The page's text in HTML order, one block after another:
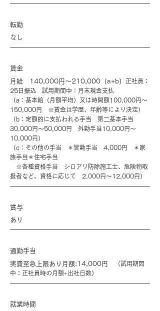
転勤
なし
賃金
月給 140,000円～210,000（a+b）
正社員：
25日振込 試用期間中：月末現金支払
（a：基本給（月額平均）又は時間額100,000円～
150,000円 ※賃金は学歴、年齢等により決定）
（b：定額的に支払われる手当 第二基本手当
30,000円～50,000円 外勤手当10,000円～
10,000円）
（c：その他の手当 ＊皆勤手当 4,000円 ＊家
族手当＊住宅手当
※各種資格手当 シロアリ防除施工士、危険物取
扱者など、資格に応じて 2,000円～12,000円）
賞与
あり
通勤手当
実費至急上限あり月額:14,000円
（試用期間
中：正社員時の月額÷出社日数）
就業時間